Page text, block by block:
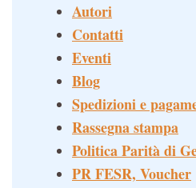
Autori
Contatti
Eventi
Blog
Spedizioni e
Rassegna stampa
Politica Parità di
PR FESR, Voucher